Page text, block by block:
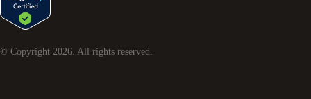
© Copyright 2026 . All rights reserved.